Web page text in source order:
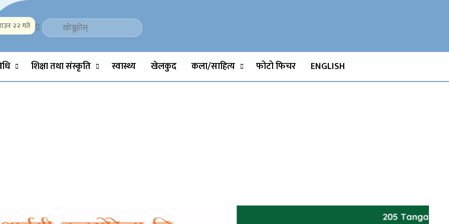
Science, Technology, Social, Media, Sports, Youth, Model Watch, Movies
२२ गते
शिक्षा तथा संस्कृति स्वास्थ्य खेलकुद कला/साहित्य फोटो फिचर ENGLISH